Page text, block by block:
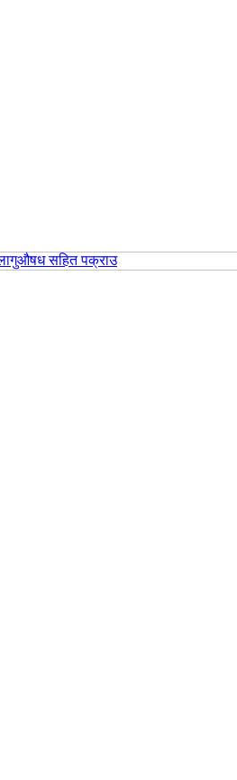
सहित पक्राउ